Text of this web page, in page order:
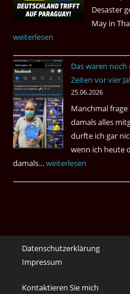
Desaster
May in
weiterlesen
Das waren
Zeiten vor vier
25.06.2026
Manchmal
damals alles
durfte ich gar
wenn ich heute
damals…Das
an
die
Corona
Zeiten
weiterlesen
Datenschutzerklärung
Impressum
Kontaktieren Sie mich